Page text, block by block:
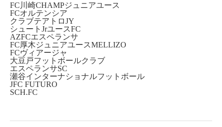
FC川崎CHAMPジュニアユース
FCオルテンシア
クラブテアトロJY
シュートJrユースFC
AZFCエスペランサ
FC厚木ジュニアユースMELLIZO
FCヴィアージャ
大豆戸フットボールクラブ
エスペランサSC
瀬谷インターナショナルフットボール
JFC FUTURO
SCH.FC